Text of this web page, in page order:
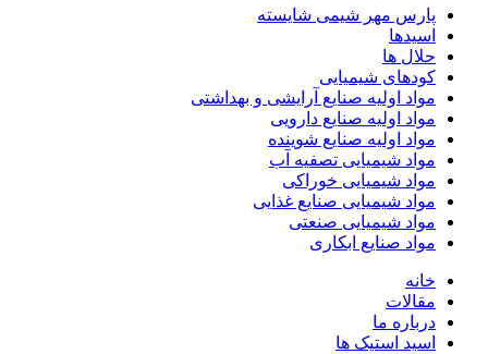
پارس مهر شیمی شایسته
اسیدها
حلال ها
کودهای شیمیایی
مواد اولیه صنایع آرایشی و بهداشتی
مواد اولیه صنایع دارویی
مواد اولیه صنایع شوینده
مواد شیمیایی تصفیه آب
مواد شیمیایی خوراکی
مواد شیمیایی صنایع غذایی
مواد شیمیایی صنعتی
مواد صنایع ابکاری
خانه
مقالات
درباره ما
اسید استیک ها